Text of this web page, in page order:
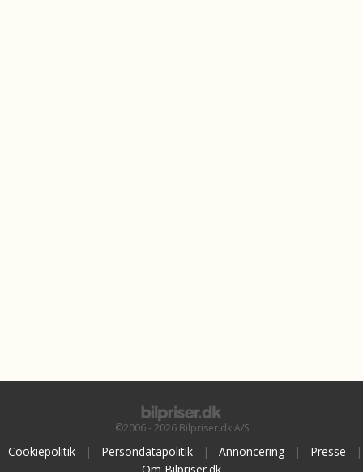
©2006 - 2026 Bilpriser.dk A/S
Cookiepolitik | Persondatapolitik | Annoncering | Presse
|